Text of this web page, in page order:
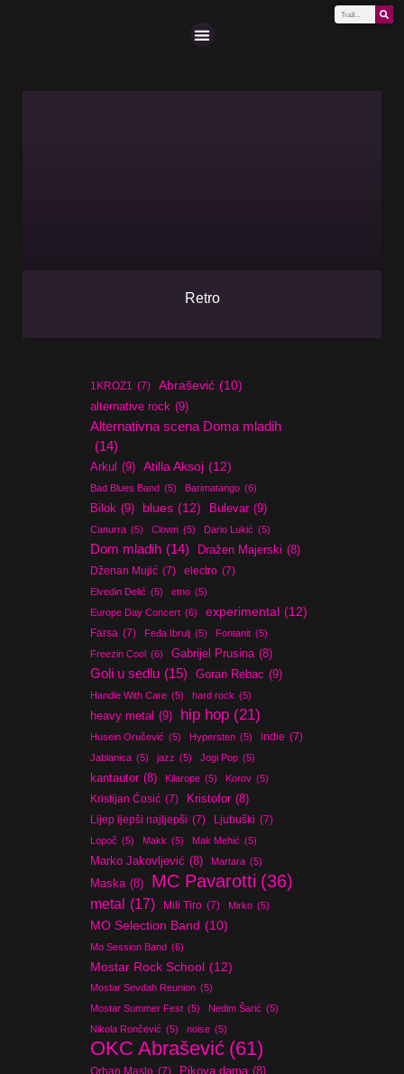
Retro
1KROZ1 (7) Abrašević (10)
alternative rock (9)
Alternativna scena Doma mladih
(14)
Arkul (9) Atilla Aksoj (12)
Bad Blues Band (5) Barimatango (6)
Bilok (9) blues (12) Bulevar (9)
Canurra (5) Clown (5) Dario Lukić (5)
Dom mladih (14) Dražen Majerski (8)
Dženan Mujić (7) electro (7)
Elvedin Delić (5) etno (5)
Europe Day Concert (6) experimental (12)
Farsa (7) Feđa Ibrulj (5) Fontanit (5)
Freezin Cool (6) Gabrijel Prusina (8)
Goli u sedlu (15) Goran Rebac (9)
Handle With Care (5) hard rock (5)
heavy metal (9) hip hop (21)
Husein Oručević (5) Hypersten (5) indie (7)
Jablanica (5) jazz (5) Jogi Pop (5)
kantautor (8) Kilarope (5) Korov (5)
Kristijan Ćosić (7) Kristofor (8)
Lijep ljepši najljepši (7) Ljubuški (7)
Lopoč (5) Makk (5) Mak Mehić (5)
Marko Jakovljević (8) Martara (5)
Maska (8) MC Pavarotti (36)
metal (17) Mili Tiro (7) Mirko (5)
MO Selection Band (10)
Mo Session Band (6)
Mostar Rock School (12)
Mostar Sevdah Reunion (5)
Mostar Summer Fest (5) Nedim Šarić (5)
Nikola Rončević (5) noise (5)
OKC Abrašević (61)
Orhan Maslo (7) Pikova dama (8)